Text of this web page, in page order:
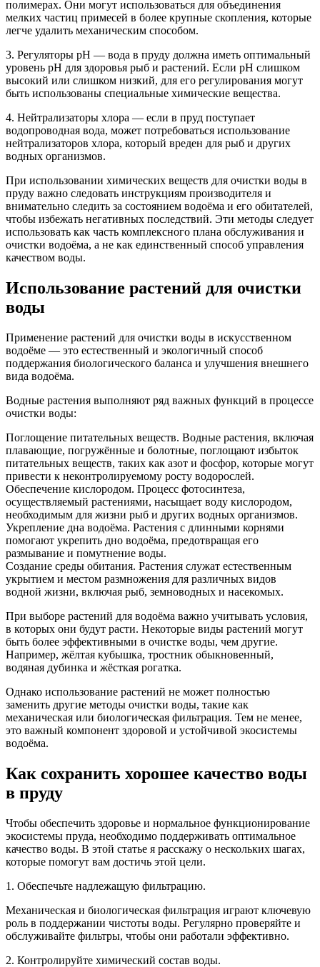
полимерах. Они могут использоваться для объединения
мелких частиц примесей в более крупные скопления, которые
легче удалить механическим способом.
3. Регуляторы pH — вода в пруду должна иметь оптимальный
уровень pH для здоровья рыб и растений. Если pH слишком
высокий или слишком низкий, для его регулирования могут
быть использованы специальные химические вещества.
4. Нейтрализаторы хлора — если в пруд поступает
водопроводная вода, может потребоваться использование
нейтрализаторов хлора, который вреден для рыб и других
водных организмов.
При использовании химических веществ для очистки воды в
пруду важно следовать инструкциям производителя и
внимательно следить за состоянием водоёма и его обитателей,
чтобы избежать негативных последствий. Эти методы следует
использовать как часть комплексного плана обслуживания и
очистки водоёма, а не как единственный способ управления
качеством воды.
Использование растений для очистки
воды
Применение растений для очистки воды в искусственном
водоёме — это естественный и экологичный способ
поддержания биологического баланса и улучшения внешнего
вида водоёма.
Водные растения выполняют ряд важных функций в процессе
очистки воды:
Поглощение питательных веществ. Водные растения, включая
плавающие, погружённые и болотные, поглощают избыток
питательных веществ, таких как азот и фосфор, которые могут
привести к неконтролируемому росту водорослей.
Обеспечение кислородом. Процесс фотосинтеза,
осуществляемый растениями, насыщает воду кислородом,
необходимым для жизни рыб и других водных организмов.
Укрепление дна водоёма. Растения с длинными корнями
помогают укрепить дно водоёма, предотвращая его
размывание и помутнение воды.
Создание среды обитания. Растения служат естественным
укрытием и местом размножения для различных видов
водной жизни, включая рыб, земноводных и насекомых.
При выборе растений для водоёма важно учитывать условия,
в которых они будут расти. Некоторые виды растений могут
быть более эффективными в очистке воды, чем другие.
Например, жёлтая кубышка, тростник обыкновенный,
водяная дубинка и жёсткая рогатка.
Однако использование растений не может полностью
заменить другие методы очистки воды, такие как
механическая или биологическая фильтрация. Тем не менее,
это важный компонент здоровой и устойчивой экосистемы
водоёма.
Как сохранить хорошее качество воды
в пруду
Чтобы обеспечить здоровье и нормальное функционирование
экосистемы пруда, необходимо поддерживать оптимальное
качество воды. В этой статье я расскажу о нескольких шагах,
которые помогут вам достичь этой цели.
1. Обеспечьте надлежащую фильтрацию.
Механическая и биологическая фильтрация играют ключевую
роль в поддержании чистоты воды. Регулярно проверяйте и
обслуживайте фильтры, чтобы они работали эффективно.
2. Контролируйте химический состав воды.